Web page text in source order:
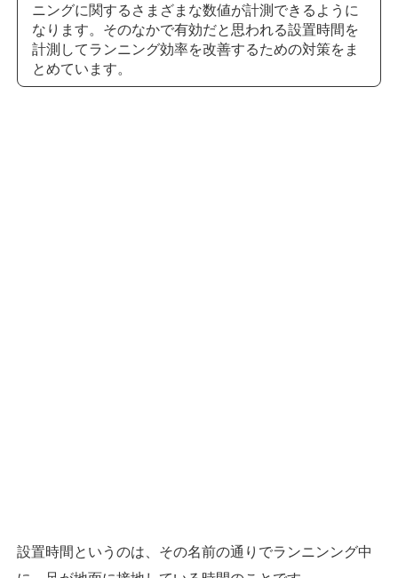
ニングに関するさまざまな数値が計測できるように
なります。そのなかで有効だと思われる設置時間を
計測してランニング効率を改善するための対策をま
とめています。
設置時間というのは、その名前の通りでランニンング中